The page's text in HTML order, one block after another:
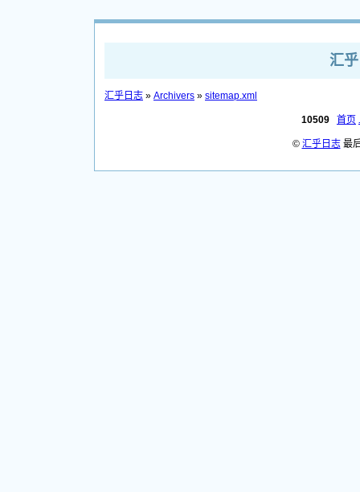
汇
汇乎日志 » Archivers » sitemap.xml
10509 首页
© 汇乎日志最